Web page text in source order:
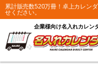
累計販売数520万冊！卓上カレン
せください。
企業様向け名入れカレン